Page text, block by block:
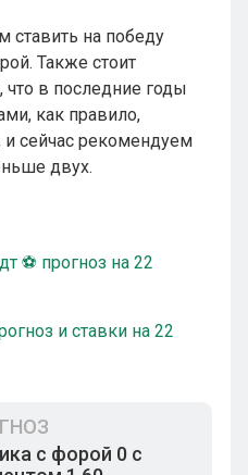
ставить на победу
Также стоит
что в последние годы
как правило,
сейчас рекомендуем
двух.
⚽ прогноз на 22
и ставки на 22
с форой 0 с